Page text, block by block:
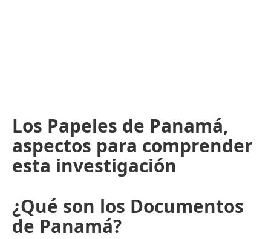
Los Papeles de Panamá,
aspectos para comprender
esta investigación
¿Qué son los Documentos
de Panamá?